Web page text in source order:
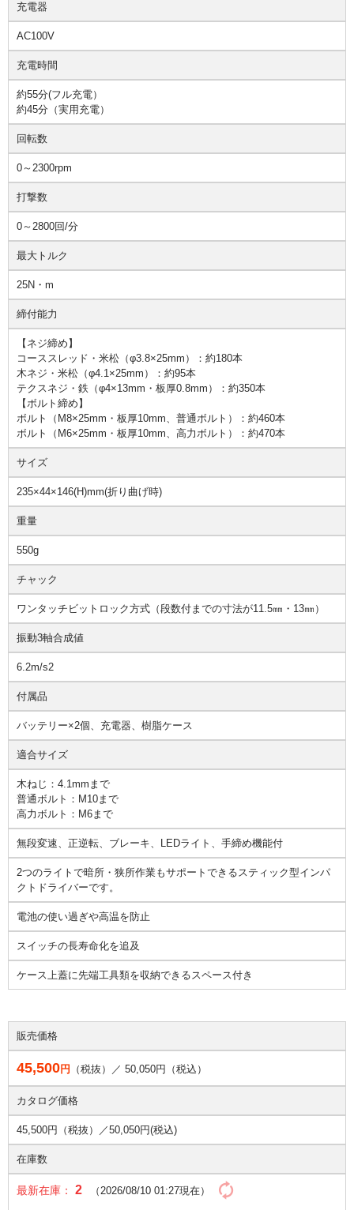
充電器
AC100V
充電時間
約55分(フル充電）
約45分（実用充電）
回転数
0～2300rpm
打撃数
0～2800回/分
最大トルク
25N・m
締付能力
【ネジ締め】
コーススレッド・米松（φ3.8×25mm）：約180本
木ネジ・米松（φ4.1×25mm）：約95本
テクスネジ・鉄（φ4×13mm・板厚0.8mm）：約350本
【ボルト締め】
ボルト（M8×25mm・板厚10mm、普通ボルト）：約460本
ボルト（M6×25mm・板厚10mm、高力ボルト）：約470本
サイズ
235×44×146(H)mm(折り曲げ時)
重量
550g
チャック
ワンタッチビットロック方式（段数付までの寸法が11.5㎜・13㎜）
振動3軸合成値
6.2m/s2
付属品
バッテリー×2個、充電器、樹脂ケース
適合サイズ
木ねじ：4.1mmまで
普通ボルト：M10まで
高力ボルト：M6まで
無段変速、正逆転、ブレーキ、LEDライト、手締め機能付
2つのライトで暗所・狭所作業もサポートできるスティック型インパ
クトドライバーです。
電池の使い過ぎや高温を防止
スイッチの長寿命化を追及
ケース上蓋に先端工具類を収納できるスペース付き
販売価格
45,500円 （税抜）／ 50,050円（税込）
カタログ価格
45,500円（税抜）／50,050円(税込)
在庫数
最新在庫： 2 （2026/08/10 01:27現在）